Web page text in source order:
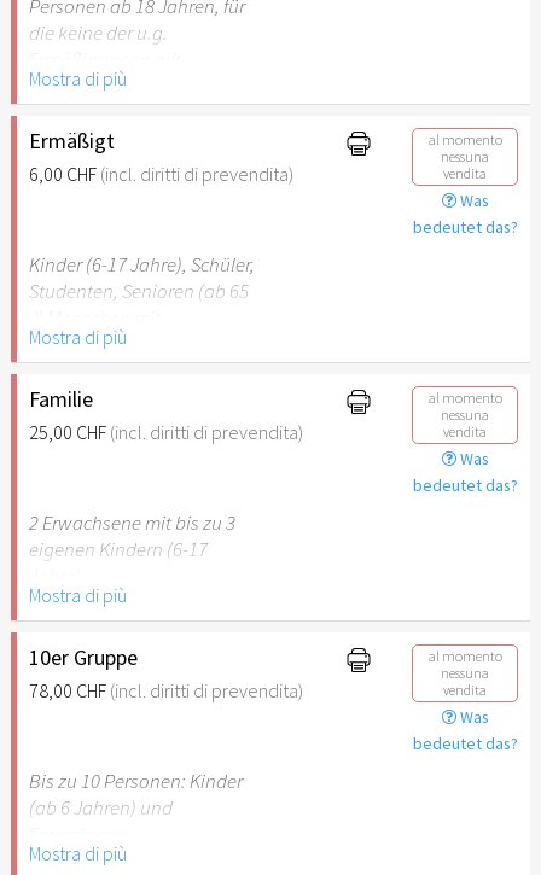
Personen ab 18 Jahren, für
die keine der u.g.
Mostra di più
Ermäßigt
6,00 CHF (incl. diritti di prevendita)
al momento
nessuna
vendita
Was
bedeutet das?
Kinder (6-17 Jahre), Schüler,
Studenten, Senioren (ab 65
Behinderung (ab 50%),
Begleitperson. Der jeweilige
Ausweis ist beim Einlass
vorzulegen.
Stuttgart nicht
empfehlenswert.
Mostra di più
Familie
25,00 CHF (incl. diritti di prevendita)
al momento
nessuna
vendita
Was
bedeutet das?
2 Erwachsene mit bis zu 3
eigenen Kindern (6-17
Hinweis: Für Kinder unter 6
Jahren ist der Ostergarten
Stuttgart nicht
empfehlenswert.
Mostra di più
10er Gruppe
78,00 CHF (incl. diritti di prevendita)
al momento
nessuna
vendita
Was
bedeutet das?
Bis zu 10 Personen: Kinder
(ab 6 Jahren) und
Mostra di più